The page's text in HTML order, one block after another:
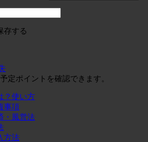
1-1¥0/月
画像数:0
存する
定ポイントを確認できます。
？使い方
事項
・風営法
方法